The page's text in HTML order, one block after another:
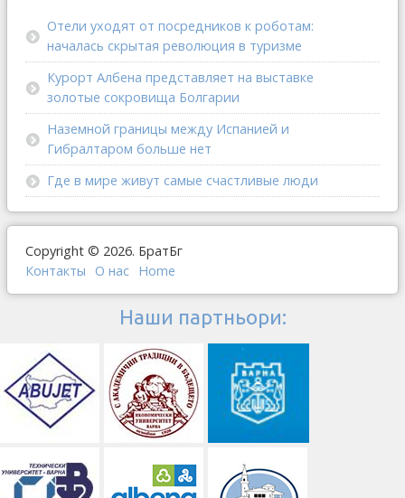
Отели уходят от посредников к роботам:
началась скрытая революция в туризме
Курорт Албена представляет на выставке
золотые сокровища Болгарии
Наземной границы между Испанией и
Гибралтаром больше нет
Где в мире живут самые счастливые люди
Copyright © 2026. БратБг
Контакты
О наc Home
Наши партньори: